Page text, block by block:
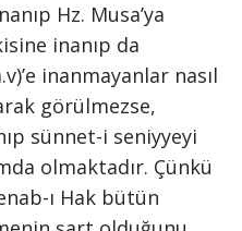
Hz. Musa’ya
inanıp da
inanmayanlar nasıl
görülmezse,
sünnet-i seniyyeyi
olmaktadır. Çünkü
ı Hak bütün